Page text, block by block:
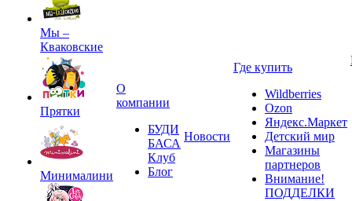
Мы –
Кваковские
Прятки
Минималини
О
компании
БУДИ
БАСА
Клуб
Блог
Новости
Где купить
Wildberries
Ozon
Яндекс.Маркет
Детский мир
Магазины
партнеров
Внимание!
ПОДДЕЛКИ